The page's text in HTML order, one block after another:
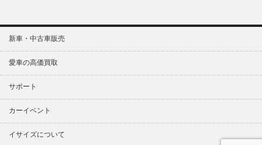
新車・中古車販売
愛車の高価買取
サポート
カーイベント
イサイズについて